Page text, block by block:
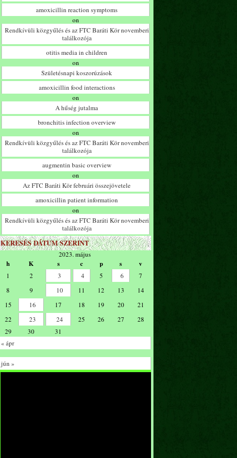
amoxicillin reaction symptoms
on
Rendkívüli közgyűlés és az FTC Baráti Kör novemberi
találkozója
otitis media in children
on
Születésnapi koszorúzások
amoxicillin food interactions
on
A hűség jutalma
bronchitis infection overview
on
Rendkívüli közgyűlés és az FTC Baráti Kör novemberi
találkozója
augmentin basic overview
on
Az FTC Baráti Kör februári összejövetele
amoxicillin patient information
on
Rendkívüli közgyűlés és az FTC Baráti Kör novemberi
találkozója
KERESÉS DÁTUM SZERINT
2023. május
h K s c p s v
1 2 3 4 5 6
7
8
9 10 11 12 13
14
15
16 17 18 19 20
21
22
23 24 25 26 27
28
29
30
31
« ápr
jún »